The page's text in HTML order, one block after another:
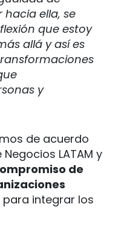
ella, se
que estoy
allá y así es
y
de acuerdo
LATAM y
de
integrar los